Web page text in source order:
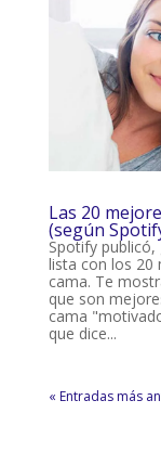
Las 20
(según
Spotify
lista con los 20
cama. Te
que son
cama
que dice...
« Entradas más